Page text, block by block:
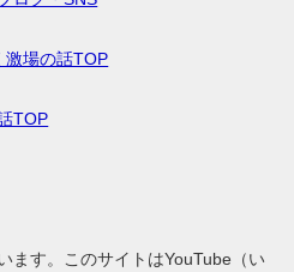
激場の話TOP
TOP
ます。このサイトはYouTube（い